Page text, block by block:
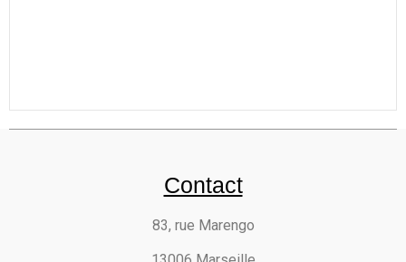
Contact
83, rue Marengo